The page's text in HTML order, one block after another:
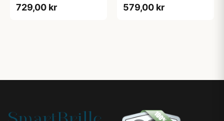
Sort/Gul
729,00 kr 579,00 kr